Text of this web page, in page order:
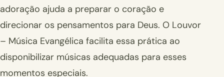
adoração ajuda a preparar o coração e
direcionar os pensamentos para Deus. O Louvor
– Música Evangélica facilita essa prática ao
disponibilizar músicas adequadas para esses
momentos especiais.